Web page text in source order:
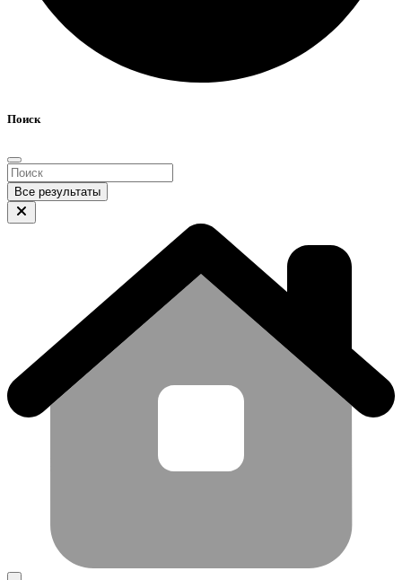
Поиск
Все результаты